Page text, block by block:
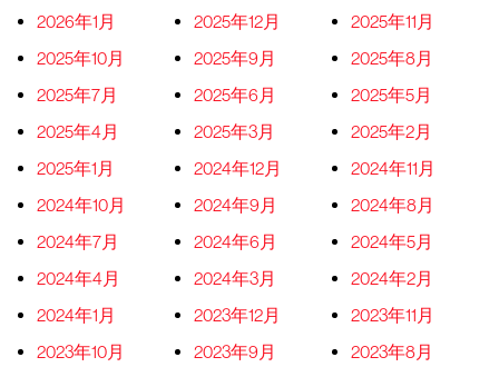
2026年1月
2025年12月
2025年11月
2025年10月
2025年9月
2025年8月
2025年7月
2025年6月
2025年5月
2025年4月
2025年3月
2025年2月
2025年1月
2024年12月
2024年11月
2024年10月
2024年9月
2024年8月
2024年7月
2024年6月
2024年5月
2024年4月
2024年3月
2024年2月
2024年1月
2023年12月
2023年11月
2023年10月
2023年9月
2023年8月